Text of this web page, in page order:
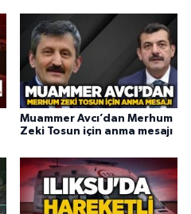
Muammer Avcı’dan Merhum
Zeki Tosun için anma mesajı